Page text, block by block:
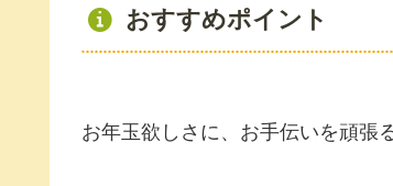
おすすめポイント
お年玉欲しさに、お手伝いを頑張